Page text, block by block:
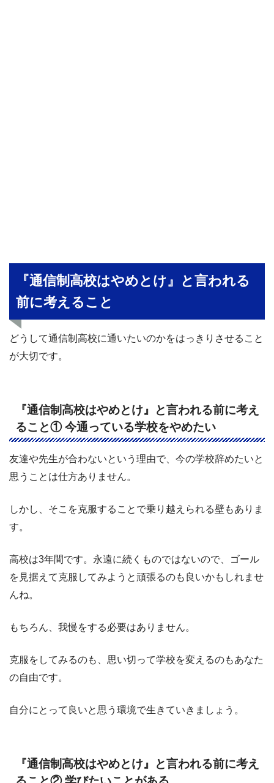
『通信制高校はやめとけ』と言われる
前に考えること
どうして通信制高校に通いたいのかをはっきりさせること
が大切です。
『通信制高校はやめとけ』と言われる前に考え
ること① 今通っている学校をやめたい
友達や先生が合わないという理由で、今の学校辞めたいと
思うことは仕方ありません。
しかし、そこを克服することで乗り越えられる壁もありま
す。
高校は3年間です。永遠に続くものではないので、ゴール
を見据えて克服してみようと頑張るのも良いかもしれませ
んね。
もちろん、我慢をする必要はありません。
克服をしてみるのも、思い切って学校を変えるのもあなた
の自由です。
自分にとって良いと思う環境で生きていきましょう。
『通信制高校はやめとけ』と言われる前に考え